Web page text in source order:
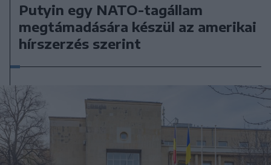
Putyin egy NATO-tagállam
megtámadására készül az amerikai
hírszerzés szerint